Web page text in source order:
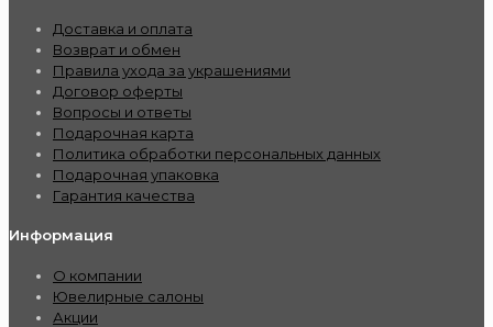
Доставка и оплата
Возврат и обмен
Правила ухода за украшениями
Договор оферты
Вопросы и ответы
Подарочная карта
Политика обработки персональных данных
Подарочная упаковка
Гарантия качества
Информация
О компании
Ювелирные салоны
Акции